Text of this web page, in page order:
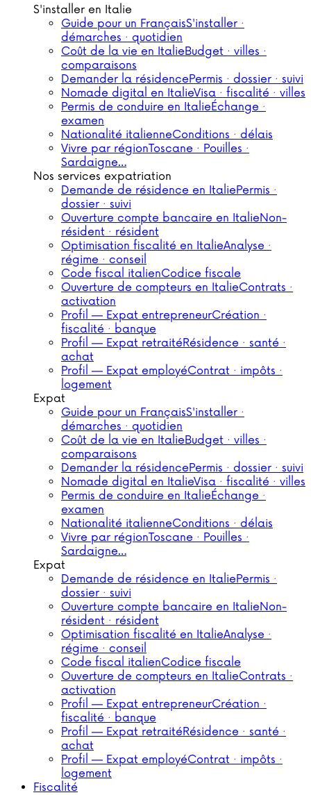
S'installer en Italie
Guide pour un FrançaisS'installer ·
démarches · quotidien
Coût de la vie en ItalieBudget · villes ·
comparaisons
Demander la résidencePermis · dossier · suivi
Nomade digital en ItalieVisa · fiscalité · villes
Permis de conduire en ItalieÉchange ·
examen
Nationalité italienneConditions · délais
Vivre par régionToscane · Pouilles ·
Sardaigne…
Nos services expatriation
Demande de résidence en ItaliePermis ·
dossier · suivi
Ouverture compte bancaire en ItalieNon-
résident · résident
Optimisation fiscalité en ItalieAnalyse ·
régime · conseil
Code fiscal italienCodice fiscale
Ouverture de compteurs en ItalieContrats ·
activation
Profil — Expat entrepreneurCréation ·
fiscalité · banque
Profil — Expat retraitéRésidence · santé ·
achat
Profil — Expat employéContrat · impôts ·
logement
Expat
Guide pour un FrançaisS'installer ·
démarches · quotidien
Coût de la vie en ItalieBudget · villes ·
comparaisons
Demander la résidencePermis · dossier · suivi
Nomade digital en ItalieVisa · fiscalité · villes
Permis de conduire en ItalieÉchange ·
examen
Nationalité italienneConditions · délais
Vivre par régionToscane · Pouilles ·
Sardaigne…
Expat
Demande de résidence en ItaliePermis ·
dossier · suivi
Ouverture compte bancaire en ItalieNon-
résident · résident
Optimisation fiscalité en ItalieAnalyse ·
régime · conseil
Code fiscal italienCodice fiscale
Ouverture de compteurs en ItalieContrats ·
activation
Profil — Expat entrepreneurCréation ·
fiscalité · banque
Profil — Expat retraitéRésidence · santé ·
achat
Profil — Expat employéContrat · impôts ·
logement
Fiscalité